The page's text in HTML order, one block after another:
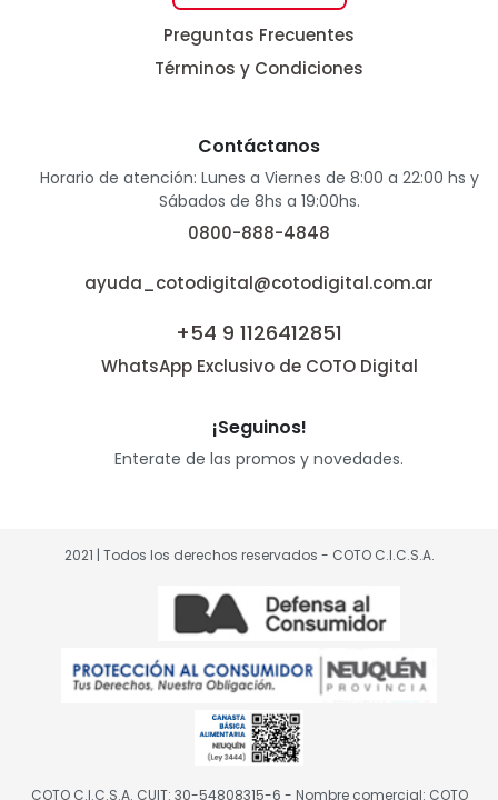
Preguntas Frecuentes
Términos y Condiciones
Contáctanos
Horario de atención: Lunes a Viernes de 8:00 a 22:00 hs y
Sábados de 8hs a 19:00hs.
0800-888-4848
ayuda_cotodigital@cotodigital.com.ar
+54 9 1126412851
WhatsApp Exclusivo de COTO Digital
¡Seguinos!
Enterate de las promos y novedades.
2021 | Todos los derechos reservados - COTO C.I.C.S.A.
COTO C.I.C.S.A. CUIT: 30-54808315-6 - Nombre comercial: COTO